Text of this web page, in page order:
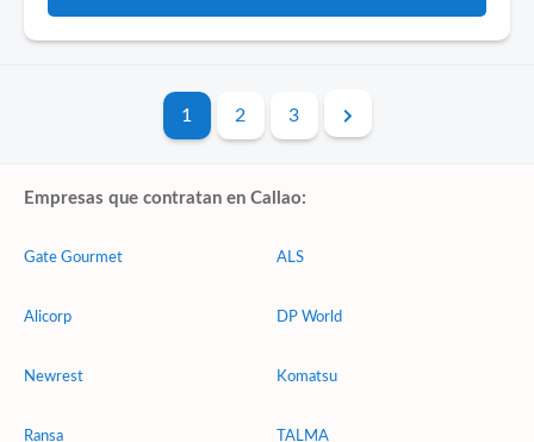
1 2 3
Empresas que contratan en Callao:
Gate Gourmet
Alicorp
Newrest
Ransa
ALS
DP World
Komatsu
TALMA